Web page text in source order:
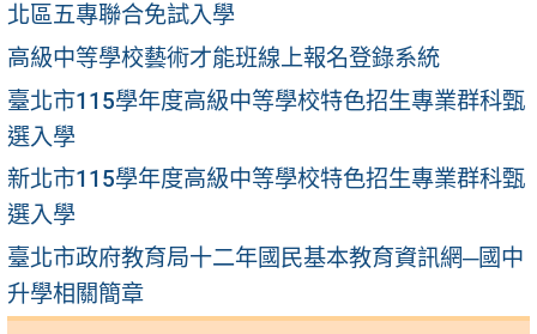
北區五專聯合免試入學
高級中等學校藝術才能班線上報名登錄系統
臺北市115學年度高級中等學校特色招生專業群科甄
選入學
新北市115學年度高級中等學校特色招生專業群科甄
選入學
臺北市政府教育局十二年國民基本教育資訊網─國中
升學相關簡章